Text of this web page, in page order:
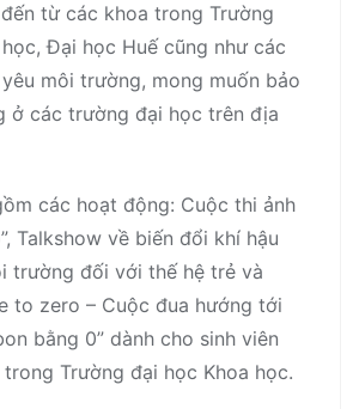
từ các khoa trong Trường
Đại học Huế cũng như các
môi trường, mong muốn bảo
ở các trường đại học trên địa
các hoạt động: Cuộc thi ảnh
Talkshow về biến đổi khí hậu
trường đối với thế hệ trẻ và
to zero – Cuộc đua hướng tới
bằng 0” dành cho sinh viên
Trường đại học Khoa học.